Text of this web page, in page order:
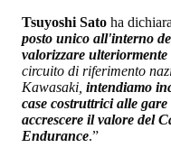
Tsuyoshi Sato ha
posto unico all'interno
valorizzare
circuito di riferimento
Kawasaki, intendiamo
case costruttrici alle
accrescere il valore del
Endurance.”